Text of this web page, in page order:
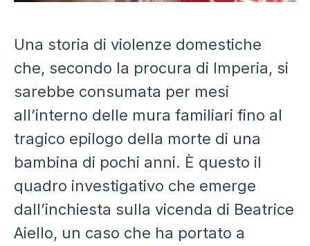
Una storia di violenze domestiche
che, secondo la procura di Imperia, si
sarebbe consumata per mesi
all’interno delle mura familiari fino al
tragico epilogo della morte di una
bambina di pochi anni. È questo il
quadro investigativo che emerge
dall’inchiesta sulla vicenda di Beatrice
Aiello, un caso che ha portato a